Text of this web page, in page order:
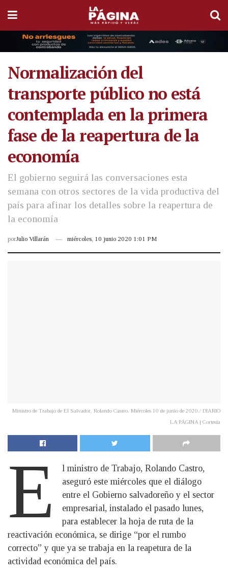
Normalización del
transporte público no está
contemplada en la primera
fase de la reapertura de la
economía
El gobierno seguirá las conversaciones esta
semana con otros sectores de la vida productiva del
país para afinar los detalles sobre la reapertura de
la economía
porJulio Villarán miércoles, 10 junio 2020 1:01 PM
Ministro de Trabajo de El Salvador, Rolando Castro. Miércoles 10 de junio de 2020./ DIARIO
LA PÁGINA | Cortesía
E
l ministro de Trabajo, Rolando Castro,
aseguró este miércoles que el diálogo
entre el Gobierno salvadoreño y el sector
empresarial, instalado el pasado lunes,
para establecer la hoja de ruta de la
reactivación económica, se dirige “por el rumbo
correcto” y que ya se trabaja en la reapetura de la
actividad económica del país.